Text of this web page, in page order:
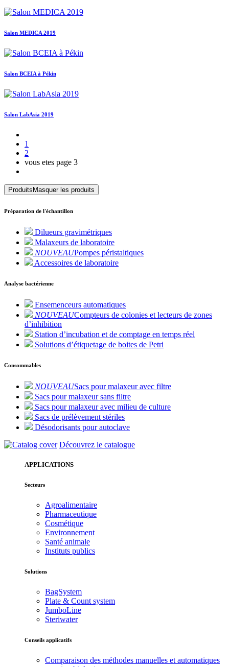
Salon MEDICA 2019
Salon BCEIA à Pékin
Salon LabAsia 2019
1
2
vous etes page 3
Produits Masquer les produits
Préparation de l'échantillon
Dilueurs gravimétriques
Malaxeurs de laboratoire
NOUVEAUPompes péristaltiques
Accessoires de laboratoire
Analyse bactérienne
Ensemenceurs automatiques
NOUVEAUCompteurs de colonies et lecteurs de zones
d’inhibition
Station d’incubation et de comptage en temps réel
Solutions d’étiquetage de boites de Petri
Consommables
NOUVEAUSacs pour malaxeur avec filtre
Sacs pour malaxeur sans filtre
Sacs pour malaxeur avec milieu de culture
Sacs de prélèvement stériles
Désodorisants pour autoclave
Découvrez le catalogue
APPLICATIONS
Secteurs
Agroalimentaire
Pharmaceutique
Cosmétique
Environnement
Santé animale
Instituts publics
Solutions
BagSystem
Plate & Count system
JumboLine
Steriwater
Conseils applicatifs
Comparaison des méthodes manuelles et automatiques